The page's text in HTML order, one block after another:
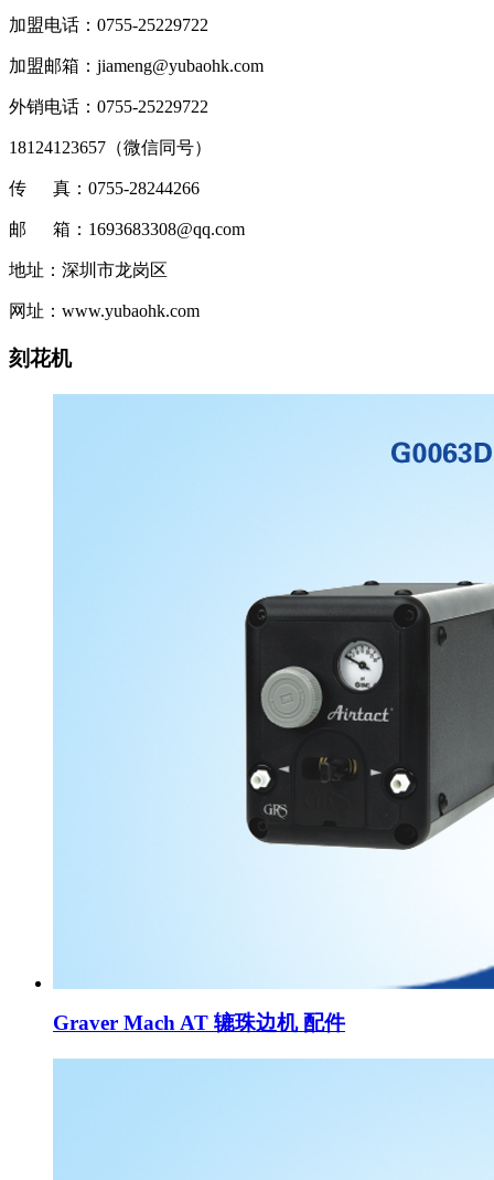
加盟电话：0755-25229722
加盟邮箱：jiameng@yubaohk.com
外销电话：0755-25229722
18124123657（微信同号）
传 真：0755-28244266
邮 箱：1693683308@qq.com
地址：深圳市龙岗区
网址：www.yubaohk.com
刻花机
Graver Mach AT 辘珠边机 配件